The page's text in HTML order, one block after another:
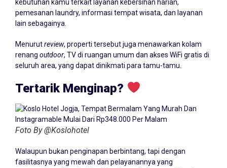
kebutuhan kamu terkait layanan kebersihan harian,
pemesanan laundry, informasi tempat wisata, dan layanan
lain sebagainya.
Menurutreview, properti tersebut juga menawarkan kolam
renang outdoor, TV di ruangan umum dan akses WiFi gratis di
seluruh area, yang dapat dinikmati para tamu-tamu.
Tertarik Menginap?
Foto By @Koslohotel
Walaupun bukan penginapan berbintang, tapi dengan
fasilitasnya yang mewah dan pelayanannya yang